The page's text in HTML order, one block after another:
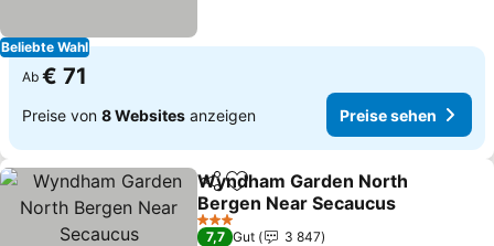
Beliebte Wahl
Ab € 71
Preise von 8 Websites anzeigen Preise sehen
TeilenZu Favoriten hinzufügen
Wyndham Garden North
Bergen Near Secaucus
3 Sterne
7,7 Gut
3 847